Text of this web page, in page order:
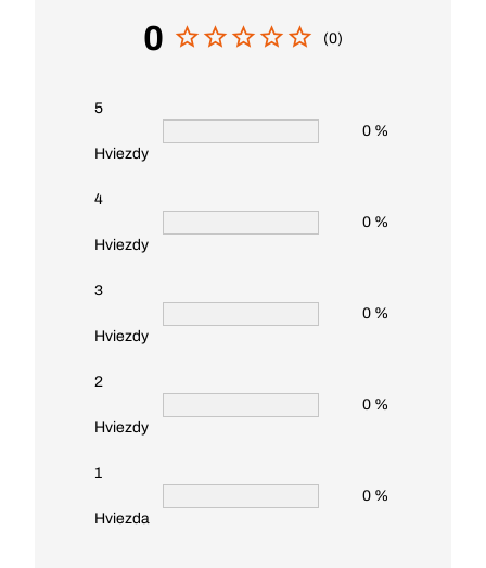
0 (0)
5
Hviezdy
0 %
4
Hviezdy
0 %
3
Hviezdy
0 %
2
Hviezdy
0 %
1
Hviezda
0 %